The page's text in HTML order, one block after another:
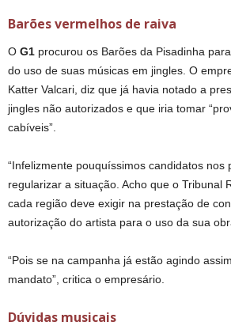
Barões vermelhos de raiva
O G1 procurou os Barões da Pisadinha
do uso de suas músicas em jingles. O
Katter Valcari, diz que já havia notado a
jingles não autorizados e que iria tomar
cabíveis”.
“Infelizmente pouquíssimos candidatos nos
regularizar a situação. Acho que o Tribunal
cada região deve exigir na prestação de
autorização do artista para o uso da sua
“Pois se na campanha já estão agindo
mandato”, critica o empresário.
Dúvidas musicais